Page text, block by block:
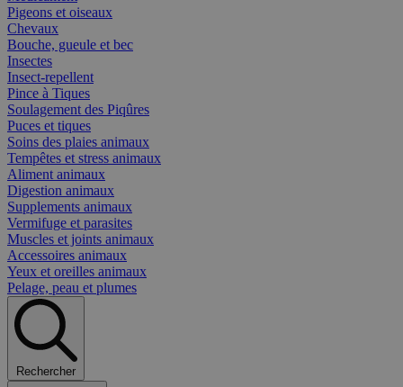
Pigeons et oiseaux
Chevaux
Bouche, gueule et bec
Insectes
Insect-repellent
Pince à Tiques
Soulagement des Piqûres
Puces et tiques
Soins des plaies animaux
Tempêtes et stress animaux
Aliment animaux
Digestion animaux
Supplements animaux
Vermifuge et parasites
Muscles et joints animaux
Accessoires animaux
Yeux et oreilles animaux
Pelage, peau et plumes
Rechercher